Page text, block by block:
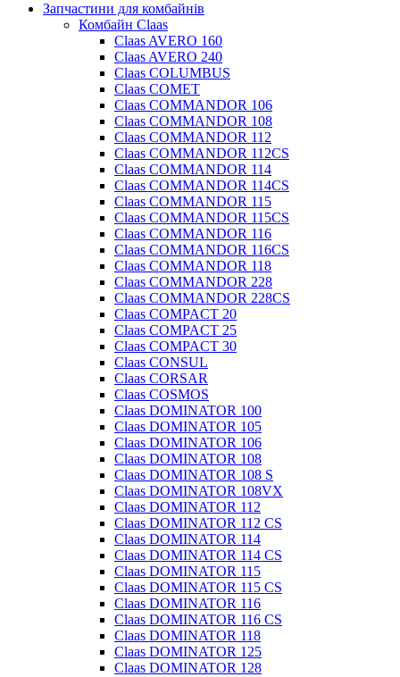
Запчастини для комбайнів
Комбайн Claas
Claas AVERO 160
Claas AVERO 240
Claas COLUMBUS
Claas COMET
Claas COMMANDOR 106
Claas COMMANDOR 108
Claas COMMANDOR 112
Claas COMMANDOR 112CS
Claas COMMANDOR 114
Claas COMMANDOR 114CS
Claas COMMANDOR 115
Claas COMMANDOR 115CS
Claas COMMANDOR 116
Claas COMMANDOR 116CS
Claas COMMANDOR 118
Claas COMMANDOR 228
Claas COMMANDOR 228CS
Claas COMPACT 20
Claas COMPACT 25
Claas COMPACT 30
Claas CONSUL
Claas CORSAR
Claas COSMOS
Claas DOMINATOR 100
Claas DOMINATOR 105
Claas DOMINATOR 106
Claas DOMINATOR 108
Claas DOMINATOR 108 S
Claas DOMINATOR 108VX
Claas DOMINATOR 112
Claas DOMINATOR 112 CS
Claas DOMINATOR 114
Claas DOMINATOR 114 CS
Claas DOMINATOR 115
Claas DOMINATOR 115 CS
Claas DOMINATOR 116
Claas DOMINATOR 116 CS
Claas DOMINATOR 118
Claas DOMINATOR 125
Claas DOMINATOR 128